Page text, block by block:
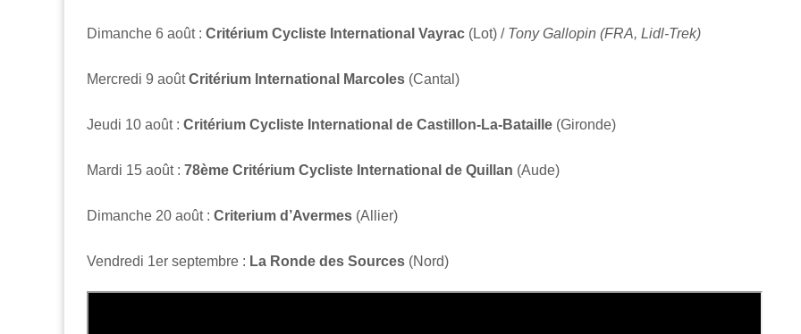
Dimanche 6 août : Critérium Cycliste International Vayrac (Lot) /Tony Gallopin (FRA, Lidl-Trek)
Mercredi 9 aoûtCritérium International Marcoles (Cantal)
Jeudi 10 août : Critérium Cycliste International de Castillon-La-Bataille (Gironde)
Mardi 15 août : 78ème Critérium Cycliste International de Quillan (Aude)
Dimanche 20 août : Criterium d’Avermes (Allier)
Vendredi 1er septembre : La Ronde des Sources (Nord)